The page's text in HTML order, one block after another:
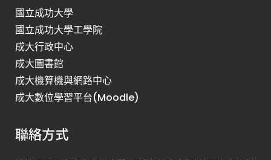
國立成功大學
國立成功大學工學院
成大行政中心
成大圖書館
成大機算機與網路中心
成大數位學習平台(Moodle)
聯絡方式